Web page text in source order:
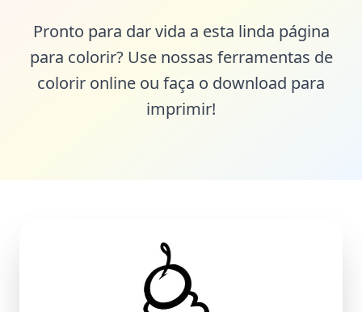
Pronto para dar vida a esta linda página
para colorir? Use nossas ferramentas de
colorir online ou faça o download para
imprimir!